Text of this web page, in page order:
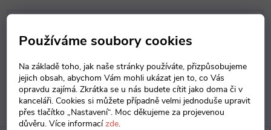
Používáme soubory cookies
Na základě toho, jak naše stránky používáte, přizpůsobujeme
jejich obsah, abychom Vám mohli ukázat jen to, co Vás
opravdu zajímá. Zkrátka se u nás budete cítit jako doma či v
kanceláři. Cookies si můžete případně velmi jednoduše upravit
přes tlačítko „Nastavení“. Moc děkujeme za projevenou
důvěru. Více informacízde.